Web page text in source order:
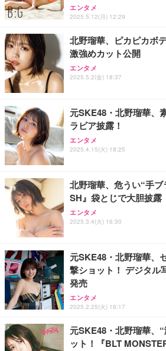
能 人間工学 椅子 腰サポー
レスト 3Dヘッドレスト ハ
務用 おしゃれ パソコンチ
Sezlife オフィスチェア デ
ワーク チェア 強化バックレ
能 人間工学 椅子 腰サポー
務用 おしゃれ パソコンチ
ANDWINT オフィスチェア
ッシュ 通気性 ランバーサ
ス圧無段階昇降 360度回転
フック付き（CFI-ZDM1J）
￥49,979
【整備済み品】Dell
ー フルHD（1920×1080）
ort/VGA スピーカー内蔵 高
【MiniLED/24.5inch/
HOOTER Gaming Monitor
グモニター QD 24.5インチ
り 単品
￥1,800
Smart Basic(スマートベー
限定】 Smart Basic アイリ
超厚型 お徳用 ワイド 100枚
アイリスオーヤマ ペットシ
ュラー 200枚入【
エンタメ
2025.5.12(月) 12:29
北野瑠華、ピカピカボ
激強めカット公開
エンタメ
2025.5.2(金) 18:37
元SKE48・北野瑠華、
ラビア披露！
エンタメ
2025.4.15(火) 18:25
北野瑠華、危うい“手
SH』袋とじで大胆披露
エンタメ
2025.3.4(火) 16:30
元SKE48・北野瑠華、
撃ショット！ デジタル
発売
エンタメ
2025.2.25(火) 16:17
元SKE48・北野瑠華、
ット！『BLT